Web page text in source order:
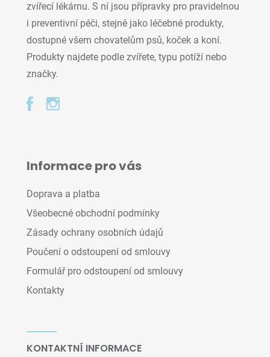
zvířecí lékárnu. S ní jsou přípravky pro pravidelnou
i preventivní péči, stejně jako léčebné produkty,
dostupné všem chovatelům psů, koček a koní.
Produkty najdete podle zvířete, typu potíží nebo
značky.
Informace pro vás
Doprava a platba
Všeobecné obchodní podmínky
Zásady ochrany osobních údajů
Poučení o odstoupení od smlouvy
Formulář pro odstoupení od smlouvy
Kontakty
KONTAKTNÍ INFORMACE